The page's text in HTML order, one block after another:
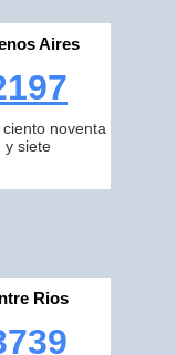
Aires
noventa
y siete
Rios